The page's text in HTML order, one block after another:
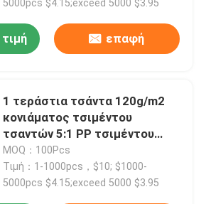
5000pcs $4.15;exceed 5000 $3.95
επαφή
1 τεράστια τσάντα 120g/m2
κονιάματος τσιμέντου
τσαντών 5:1 PP τσιμέντου
τόνου - 220g/m2
MOQ：100Pcs
Τιμή：1-1000pcs，$10; $1000-
5000pcs $4.15;exceed 5000 $3.95